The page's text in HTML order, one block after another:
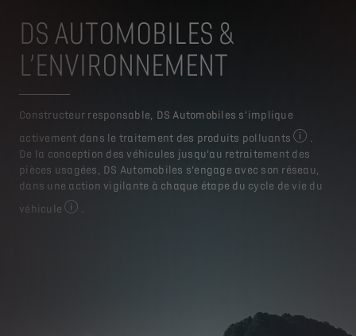
DS AUTOMOBILES &
L’ENVIRONNEMENT
Constructeur responsable, DS Automobiles s’implique
activement dans le traitement des produits polluants
Pour plus
De la conception des véhicules jusqu’au retraitement des
pièces usagées, DS Automobiles s’engage avec son réseau,
dans une action vigilante à chaque étape du cycle de vie du
véhicule